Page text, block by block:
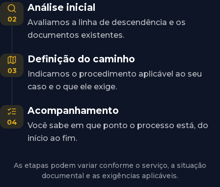
02
Análise inicial
Avaliamos a linha de descendência e os
documentos existentes.
03
Definição do caminho
Indicamos o procedimento aplicável ao seu
caso e o que ele exige.
04
Acompanhamento
Você sabe em que ponto o processo está, do
início ao fim.
As etapas podem variar conforme o serviço, a situação
documental e as exigências aplicáveis.